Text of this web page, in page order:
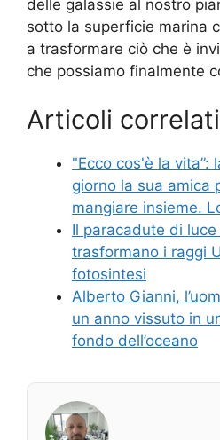
delle galassie al nostro
sotto la superficie marina
a trasformare ciò che è
che possiamo finalmente
Articoli
"Ecco cos'è la vita”:
giorno la sua amica
mangiare insieme.
Il paracadute di
trasformano i raggi
fotosintesi
Alberto Gianni,
un anno vissuto in
fondo dell’oceano